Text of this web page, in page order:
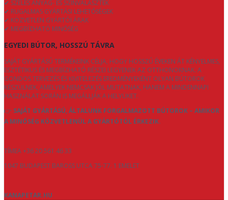
✔ SZÉLES ANYAG- ÉS SZÍNVÁLASZTÉK
✔ RUGALMAS GYÁRTÁSI LEHETŐSÉGEK
✔ KÖZVETLEN GYÁRTÓI ÁRAK
✔ MEGBÍZHATÓ MINŐSÉG
EGYEDI BÚTOR, HOSSZÚ TÁVRA
SAJÁT GYÁRTÁSÚ TERMÉKEINK CÉLJA, HOGY HOSSZÚ ÉVEKEN ÁT KÉNYELMES,
ESZTÉTIKUS ÉS MEGBÍZHATÓ RÉSZEI LEGYENEK AZ OTTHONOKNAK. A
GONDOS TERVEZÉS ÉS KIVITELEZÉS EREDMÉNYEKÉNT OLYAN BÚTOROK
KÉSZÜLNEK, AMELYEK NEMCSAK JÓL MUTATNAK, HANEM A MINDENNAPI
HASZNÁLAT SORÁN IS MEGÁLLJÁK A HELYÜKET.
👉 SAJÁT GYÁRTÁSÚ, ÁLTALUNK FORGALMAZOTT BÚTOROK – AMIKOR
A MINŐSÉG KÖZVETLENÜL A GYÁRTÓTÓL ÉRKEZIK.
TÍMEA +36 20 561 46 33
1047 BUDAPEST BAROSS UTCA 75-77. 1 EMELET
KANAPETAR.HU